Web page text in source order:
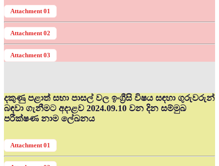
Attachment 01
Attachment 02
Attachment 03
දකුණු පළාත් සභා පාසල් වල ඉංග්‍රීසි විෂය සඳහා ගුරුවරුන්
බඳවා ගැනීමට අදාළව 2024.09.10 වන දින සම්මුඛ
පරීක්ෂණ නාම ලේඛනය
Attachment 01